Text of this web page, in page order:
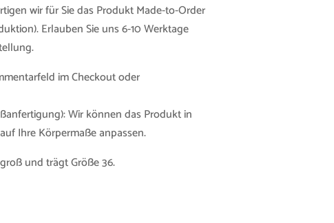
wir für Sie das Produkt Made-to-Order
Erlauben Sie uns 6-10 Werktage
im Checkout oder
Wir können das Produkt in
Ihre Körpermaße anpassen.
und trägt Größe 36.